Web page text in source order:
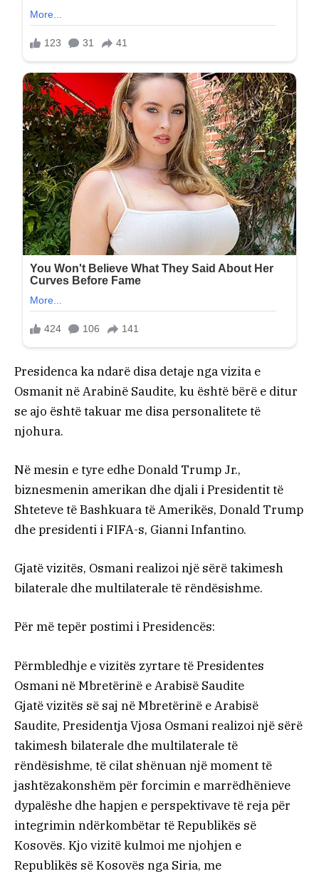
Presidenca ka ndarë disa detaje nga vizita e
Osmanit në Arabinë Saudite, ku është bërë e ditur
se ajo është takuar me disa personalitete të
njohura.
Në mesin e tyre edhe Donald Trump Jr.,
biznesmenin amerikan dhe djali i Presidentit të
Shteteve të Bashkuara të Amerikës, Donald Trump
dhe presidenti i FIFA-s, Gianni Infantino.
Gjatë vizitës, Osmani realizoi një sërë takimesh
bilaterale dhe multilaterale të rëndësishme.
Për më tepër postimi i Presidencës:
Përmbledhje e vizitës zyrtare të Presidentes
Osmani në Mbretërinë e Arabisë Saudite
Gjatë vizitës së saj në Mbretërinë e Arabisë
Saudite, Presidentja Vjosa Osmani realizoi një sërë
takimesh bilaterale dhe multilaterale të
rëndësishme, të cilat shënuan një moment të
jashtëzakonshëm për forcimin e marrëdhënieve
dypalëshe dhe hapjen e perspektivave të reja për
integrimin ndërkombëtar të Republikës së
Kosovës. Kjo vizitë kulmoi me njohjen e
Republikës së Kosovës nga Siria, me